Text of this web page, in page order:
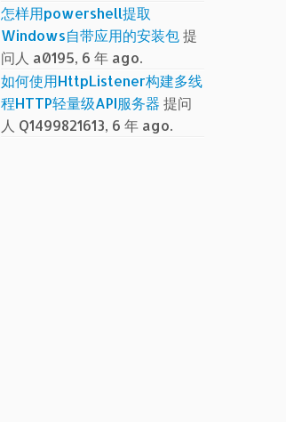
怎样用powershell提取
Windows自带应用的安装包提
问人 a0195, 6 年 ago.
如何使用HttpListener构建多线
程HTTP轻量级API服务器 提问
人 Q1499821613, 6 年 ago.